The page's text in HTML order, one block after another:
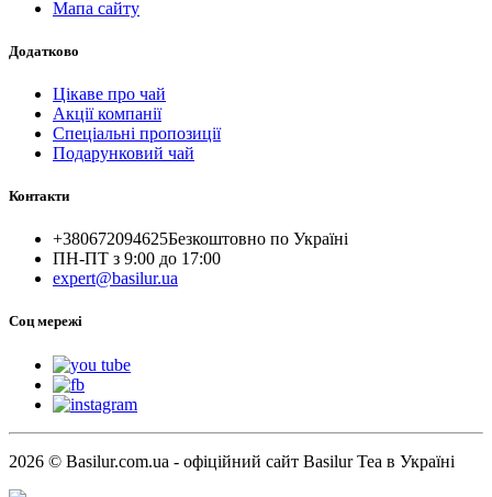
Мапа сайту
Додатково
Цікаве про чай
Акції компанії
Спеціальні пропозиції
Подарунковий чай
Контакти
+380672094625Безкоштовно по Україні
ПН-ПТ з 9:00 до 17:00
expert@basilur.ua
Cоц мережі
2026 © Basilur.com.ua - офіційний сайт Basilur Tea в Україні